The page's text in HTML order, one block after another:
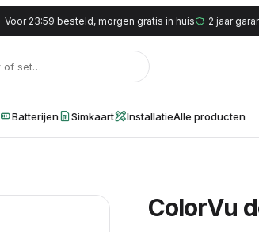
Voor 23:59 besteld, morgen gratis in huis 2 jaar
Batterijen Simkaart InstallatieAlle producten
ColorVu